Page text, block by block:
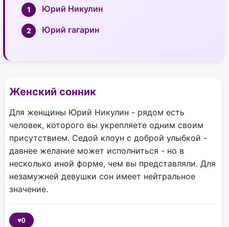
Юрий Никулин
Юрий гагарин
Женский сонник
Для женщины Юрий Никулин - рядом есть
человек, которого вы укрепляете одним своим
присутствием. Седой клоун с доброй улыбкой -
давнее желание может исполниться - но в
несколько иной форме, чем вы представляли. Для
незамужней девушки сон имеет нейтральное
значение.
♥0